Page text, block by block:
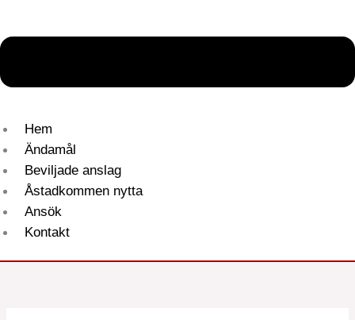
Hem
Ändamål
Beviljade anslag
Åstadkommen nytta
Ansök
Kontakt